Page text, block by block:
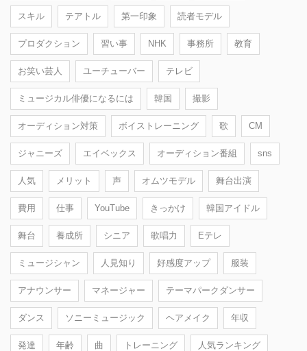
スキル テアトル 第一印象 読者モデル
プロダクション 習い事 NHK 事務所 教育
お笑い芸人 ユーチューバー テレビ
ミュージカル俳優になるには 韓国 撮影
オーディション対策 ボイストレーニング 歌 CM
ジャニーズ エイベックス オーディション番組 sns
人気 メリット 声 オムツモデル 舞台出演
費用 仕事 YouTube きっかけ 韓国アイドル
舞台 養成所 シニア 歌唱力 Eテレ
ミュージシャン 人見知り 好感度アップ 服装
アナウンサー マネージャー テーマパークダンサー
ダンス ソニーミュージック ヘアメイク 年収
発達 年齢 曲 トレーニング 人気ランキング